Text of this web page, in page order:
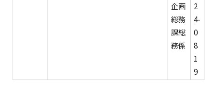
企画
総務
課総
務係
2
4-
0
8
1
9